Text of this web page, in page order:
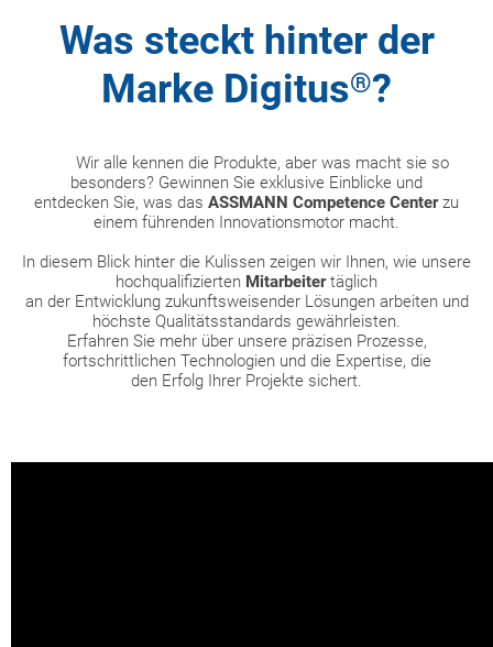
Was steckt hinter der
Marke Digitus®?
Wir alle kennen die Produkte, aber was macht sie so
besonders? Gewinnen Sie exklusive Einblicke und
entdecken Sie, was das ASSMANN Competence Centerzu
einem führenden Innovationsmotor macht.
In diesem Blick hinter die Kulissen zeigen wir Ihnen, wie unsere
hochqualifizierten Mitarbeitertäglich
an der Entwicklung zukunftsweisender Lösungen arbeiten und
höchste Qualitätsstandards gewährleisten.
Erfahren Sie mehr über unsere präzisen Prozesse,
fortschrittlichen Technologien und die Expertise, die
den Erfolg Ihrer Projekte sichert.